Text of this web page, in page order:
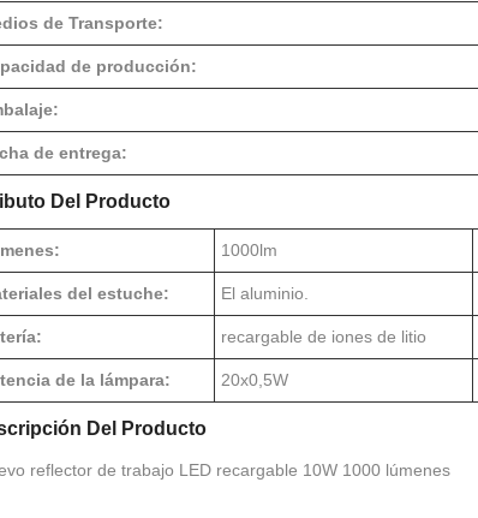
de Transporte:
de producción:
de entrega:
Del Producto
1000lm
del estuche: El aluminio.
recargable de iones de litio
de la lámpara: 20x0,5W
Del Producto
reflector de trabajo LED recargable 10W 1000 lúmenes